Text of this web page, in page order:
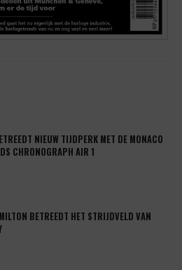
NIEUW TIJDPERK MET DE MONACO
CHRONOGRAPH AIR 1
BETREEDT HET STRIJDVELD VAN